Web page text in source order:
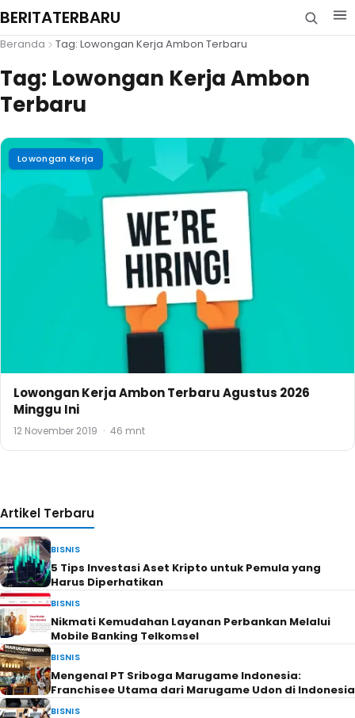
BERITATERBARU
Beranda Tag: Lowongan Kerja Ambon Terbaru
Tag: Lowongan Kerja Ambon
Terbaru
Lowongan Kerja
Lowongan Kerja Ambon Terbaru Agustus 2026
Minggu Ini
12 November 2019 · 46 mnt
Artikel Terbaru
BISNIS
5 Tips Investasi Aset Kripto untuk Pemula yang
Harus Diperhatikan
BISNIS
Nikmati Kemudahan Layanan Perbankan Melalui
Mobile Banking Telkomsel
BISNIS
Mengenal PT Sriboga Marugame Indonesia:
Franchisee Utama dari Marugame Udon di Indonesia
BISNIS